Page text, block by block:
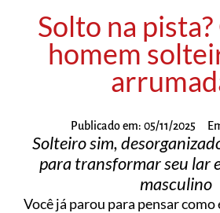
Solto na pista?
homem
Publicado em: 05/11/2025
Solteiro sim,
para transformar seu lar
masculino
Você já parou para pensar como